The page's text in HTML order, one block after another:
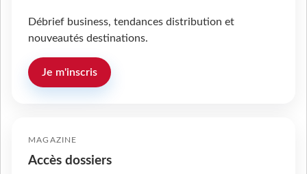
Débrief business, tendances distribution et
nouveautés destinations.
Je m'inscris
MAGAZINE
Accès dossiers